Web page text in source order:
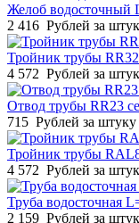
Желоб водосточный
2 416 Рублей за
Тройник трубы
4 572 Рублей за
Отвод трубы RR23
715 Рублей за штуку
Тройник трубы
4 572 Рублей за
Труба водосточная
2 159 Рублей за